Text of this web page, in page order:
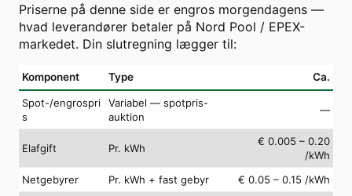
Priserne på denne side er engros morgendagens —
hvad leverandører betaler på Nord Pool / EPEX-
markedet. Din slutregning lægger til:
Komponent Type Ca.
Spot-/engrospri
s
Variabel — spotpris-
auktion
—
Elafgift Pr. kWh
€ 0.005 – 0.20
/kWh
Netgebyrer
Pr. kWh + fast gebyr
€ 0.05 – 0.15 /kWh